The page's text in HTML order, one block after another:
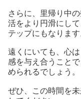
さらに、里帰り中
活をより円滑にし
テップにもなります
遠くにいても、心
感を与え合うこと
められるでしょう。
ぜひ、この時間を